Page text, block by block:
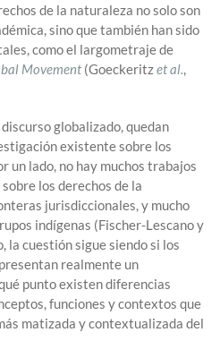
de la naturaleza no solo son
sino que también han sido
como el largometraje de
Movement (Goeckeritzet al.,
globalizado, quedan
existente sobre los
un lado, no hay muchos trabajos
los derechos de la
jurisdiccionales, y mucho
indígenas (Fischer-Lescano y
la cuestión sigue siendo si los
realmente un
punto existen diferencias
funciones y contextos que
matizada y contextualizada del